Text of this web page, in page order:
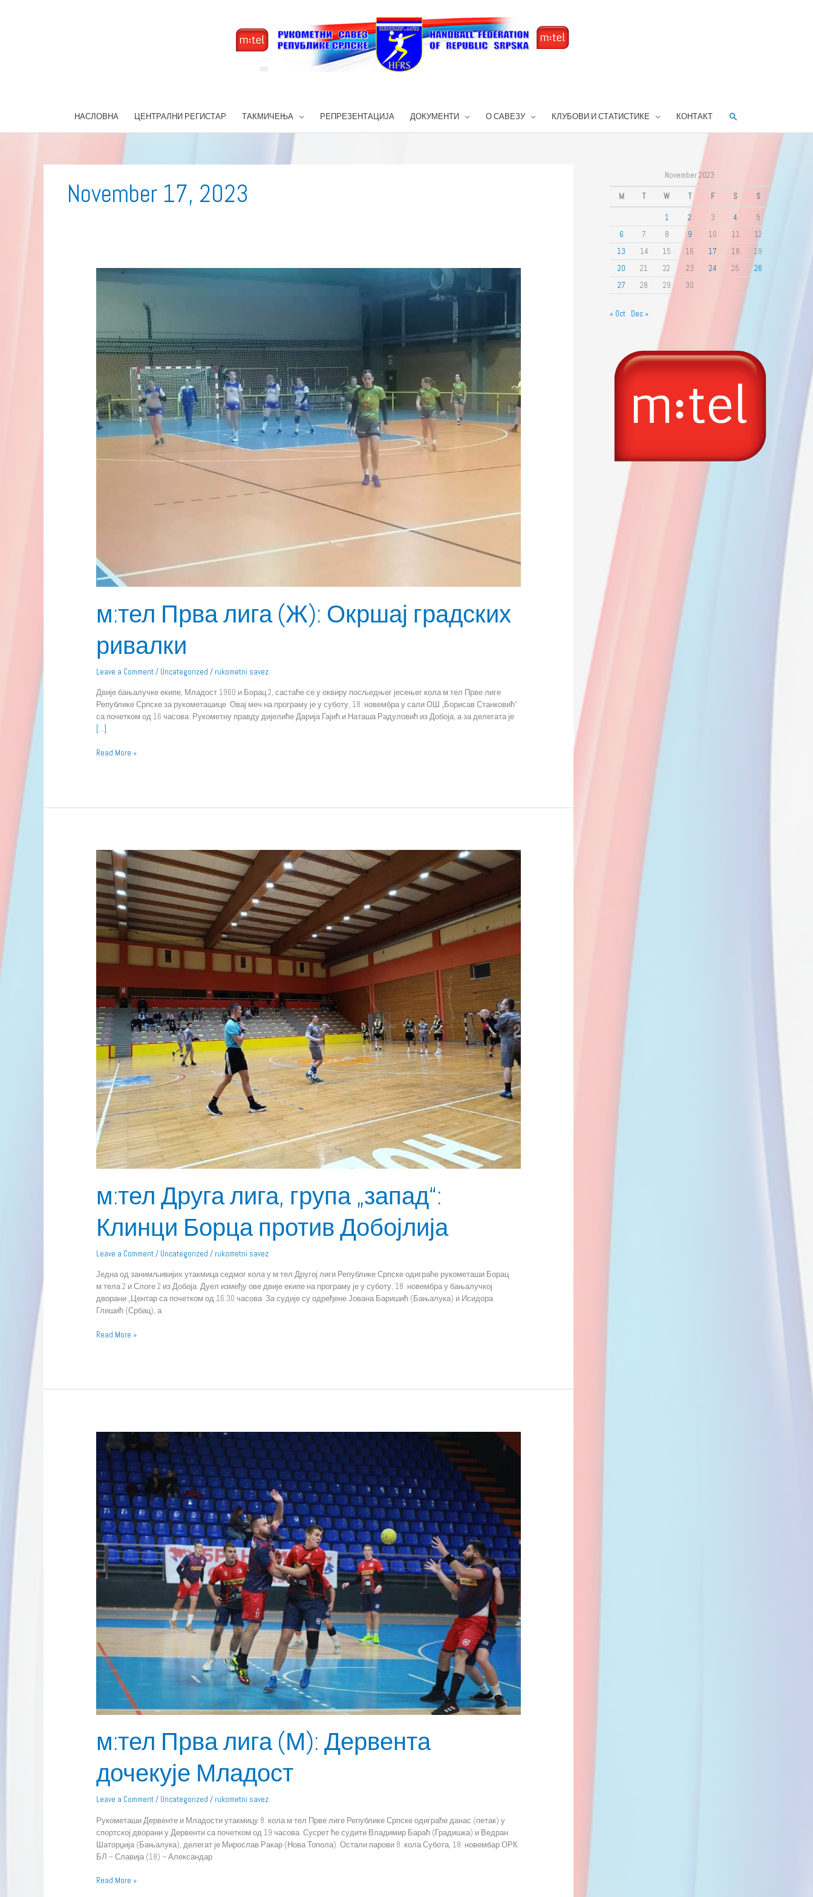
НАСЛОВНА ЦЕНТРАЛНИ РЕГИСТАР ТАКМИЧЕЊА РЕПРЕЗЕНТАЦИЈА ДОКУМЕНТИ О САВЕЗУ КЛУБОВИ И СТАТИСТИКЕ КОНТАКТ Search
November 17, 2023
м:тел Прва лига (Ж): Окршај градских
ривалки
Leave a Comment/ Uncategorized / rukometni savez
Двије бањалучке екипе, Младост 1960 и Борац 2, састаће се у оквиру посљедњег јесењег кола м:тел Прве лиге
Републике Српске за рукометашице. Овај меч на програму је у суботу, 18. новембра у сали ОШ „Борисав Станковић“
са почетком од 16 часова. Рукометну правду дијелиће Дарија Гајић и Наташа Радуловић из Добоја, а за делегата је
[…]
Прва
градских
ривалки
Read More »
м:тел Друга лига, група „запад“:
Клинци Борца против Добојлија
Leave a Comment/ Uncategorized / rukometni savez
Једна од занимљивијих утакмица седмог кола у м:тел Другој лиги Републике Српске одиграће рукометаши Борац
м:тела 2 и Слоге 2 из Добоја. Дуел између ове двије екипе на програму је у суботу, 18. новембра у бањалучкој
дворани „Центар са почетком од 16.30 часова. За судије су одређене Јована Баришић (Бањалука) и Исидора
Глишић (Србац), а
м:тел
Друга
лига,
група
„запад“:
Клинци
Борца
против
Read More »
м:тел Прва лига (М): Дервента
дочекује Младост
Leave a Comment/ Uncategorized / rukometni savez
Рукометаши Дервенте и Младости утакмицу 8. кола м:тел Прве лиге Републике Српске одиграће данас (петак) у
спортској дворани у Дервенти са почетком од 19 часова. Сусрет ће судити Владимир Бараћ (Градишка) и Ведран
Шаторџија (Бањалука), делегат је Мирослав Ракар (Нова Топола). Остали парови 8. кола Субота, 18. новембар ОРК
БЛ – Славија (18) – Александар
м:тел
Прва
лига
(М):
Дервента
дочекује
Младост
Read More »
November 2023
M T W T F S S
1 2 3 4
5
6
7 8 9 10 11
12
13
14 15 16 17 18
19
20
21 22 23 24 25
26
27
28 29 30
« Oct Dec »